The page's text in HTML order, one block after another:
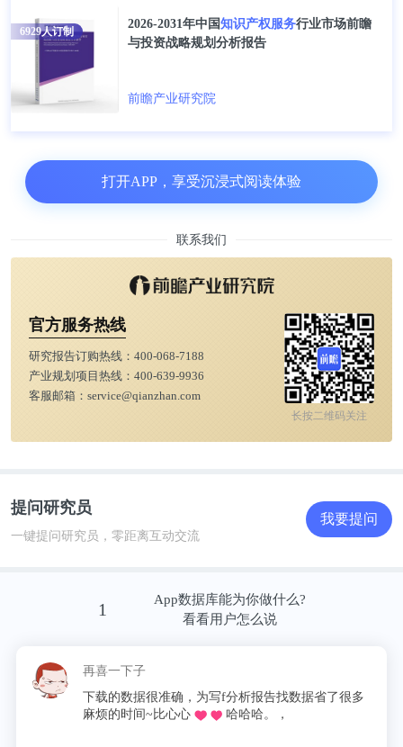
Fi天线或屏下Touch ID。
更多相关数据请参考前瞻产业研究院《2021-2026年
中国知识产权服务行业市场前瞻与投资战略规划分析
IPO募投可研等解决方案。
2026-2031年中国知识产权服务行业市场前瞻
与投资战略规划分析报告
前瞻产业研究院
6929人订制
打开APP，享受沉浸式阅读体验
联系我们
官方服务热线
研究报告订购热线： 400-068-7188
产业规划项目热线： 400-639-9936
客服邮箱： service@qianzhan.com
长按二维码关注
提问研究员
一键提问研究员，零距离互动交流
我要提问
1
App数据库能为你做什么?
看看用户怎么说
再喜一下子
下载的数据很准确，为写f分析报告找数据省了很多
麻烦的时间~比心心
哈哈哈。，